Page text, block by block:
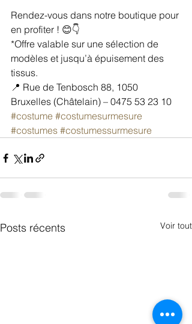
Rendez-vous dans notre boutique pour
en profiter ! 😊👇
*Offre valable sur une sélection de
modèles et jusqu’à épuisement des
tissus.
📍 Rue de Tenbosch 88, 1050
Bruxelles (Châtelain) – 0475 53 23 10
#costume #costumesurmesure
#costumes #costumessurmesure
Posts récents Voir tout